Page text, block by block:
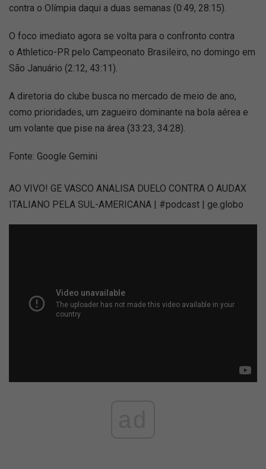
contra o Olímpia daqui a duas semanas (0:49, 28:15).
O foco imediato agora se volta para o confronto contra
o Athletico-PR pelo Campeonato Brasileiro, no domingo em
São Januário (2:12, 43:11).
A diretoria do clube busca no mercado de meio de ano,
como prioridades, um zagueiro dominante na bola aérea e
um volante que pise na área (33:23, 34:28).
Fonte: Google Gemini
AO VIVO! GE VASCO ANALISA DUELO CONTRA O AUDAX
ITALIANO PELA SUL-AMERICANA | #podcast | ge.globo